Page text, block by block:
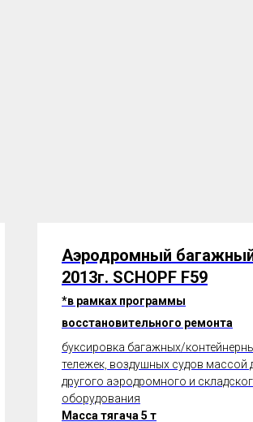
Аэродромный
2013г. SCHOPF F59
*в рамках программы
восстановительного ремонта
буксировка багажных/
тележек, воздушных судов массой
другого аэродромного и
оборудования
Масса тягача 5 т